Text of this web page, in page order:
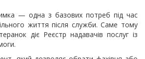
— одна з базових потреб під час
життя після служби. Саме тому
діє Реєстр надавачів послуг із